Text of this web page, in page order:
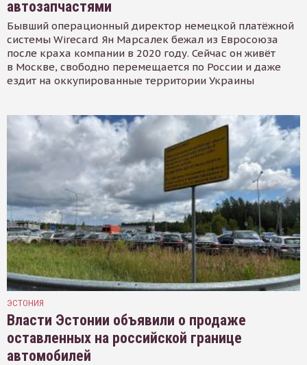
автозапчастями
Бывший операционный директор немецкой платёжной
системы Wirecard Ян Марсалек бежал из Евросоюза
после краха компании в 2020 году. Сейчас он живёт
в Москве, свободно перемещается по России и даже
ездит на оккупированные территории Украины
ЭСТОНИЯ
Власти Эстонии объявили о продаже
оставленных на российской границе
автомобилей